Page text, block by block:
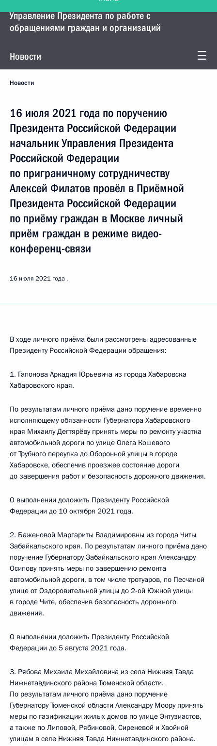
Управление Президента по работе с
обращениями граждан и организаций
Новости
Новости
16 июля 2021 года по поручению
Президента Российской Федерации
начальник Управления Президента
Российской Федерации
по приграничному сотрудничеству
Алексей Филатов провёл в Приёмной
Президента Российской Федерации
по приёму граждан в Москве личный
приём граждан в режиме видео-
конференц-связи
16 июля 2021 года
В ходе личного приёма были рассмотрены адресованные
Президенту Российской Федерации обращения:
1. Гапонова Аркадия Юрьевича из города Хабаровска
Хабаровского края.
По результатам личного приёма дано поручение временно
исполняющему обязанности Губернатора Хабаровского
края Михаилу Дегтярёву принять меры по ремонту участка
автомобильной дороги по улице Олега Кошевого
от Трубного переулка до Оборонной улицы в городе
Хабаровске, обеспечив проезжее состояние дороги
до завершения работ и безопасность дорожного движения.
О выполнении доложить Президенту Российской
Федерации до 10 октября 2021 года.
2. Баженовой Маргариты Владимировны из города Читы
Забайкальского края. По результатам личного приёма дано
поручение Губернатору Забайкальского края Александру
Осипову принять меры по завершению ремонта
автомобильной дороги, в том числе тротуаров, по Песчаной
улице от Оздоровительной улицы до 2-ой Южной улицы
в городе Чите, обеспечив безопасность дорожного
движения.
О выполнении доложить Президенту Российской
Федерации до 5 августа 2021 года.
3. Рябова Михаила Михайловича из села Нижняя Тавда
Нижнетавдинского района Тюменской области.
По результатам личного приёма дано поручение
Губернатору Тюменской области Александру Моору принять
меры по газификации жилых домов по улице Энтузиастов,
а также по Липовой, Рябиновой, Сиреневой и Хвойной
улицам в селе Нижняя Тавда Нижнетавдинского района.